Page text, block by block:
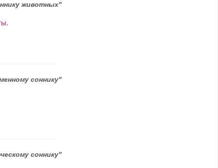
животных"
соннику"
соннику"